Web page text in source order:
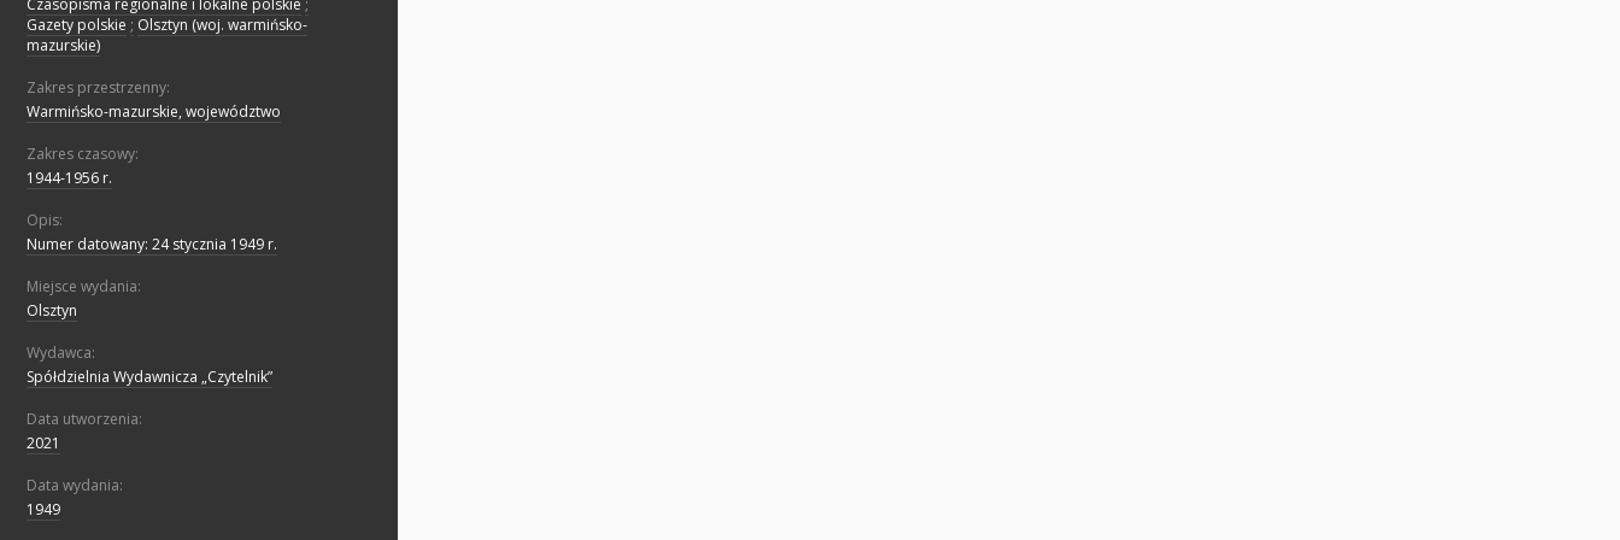
Czasopisma regionalne i lokalne polskie ;
Gazety polskie ; Olsztyn (woj. warmińsko-
mazurskie)
Zakres przestrzenny:
Warmińsko-mazurskie, województwo
Zakres czasowy:
1944-1956 r.
Opis:
Numer datowany: 24 stycznia 1949 r.
Miejsce wydania:
Olsztyn
Wydawca:
Spółdzielnia Wydawnicza „Czytelnik”
Data utworzenia:
2021
Data wydania:
1949